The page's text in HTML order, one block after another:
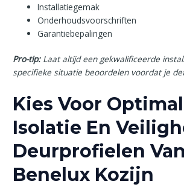
Installatiegemak
Onderhoudsvoorschriften
Garantiebepalingen
Pro-tip: Laat altijd een gekwalificeerde
specifieke situatie beoordelen voordat je
Kies Voor
Isolatie En
Deurprofielen Van
Benelux Kozijn